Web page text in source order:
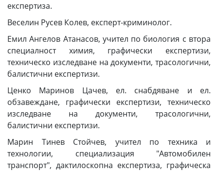
експертиза.
Веселин Русев Колев, експерт-криминолог.
Емил Ангелов Атанасов, учител по биология с втора
специалност химия, графически експертизи,
техническо изследване на документи, трасологични,
балистични експертизи.
Ценко Маринов Цачев, ел. снабдяване и ел.
обзавеждане, графически експертизи, техническо
изследване на документи, трасологични,
балистични експертизи.
Марин Тинев Стойчев, учител по техника и
технологии, специализация "Автомобилен
транспорт", дактилоскопна експертиза, графическа